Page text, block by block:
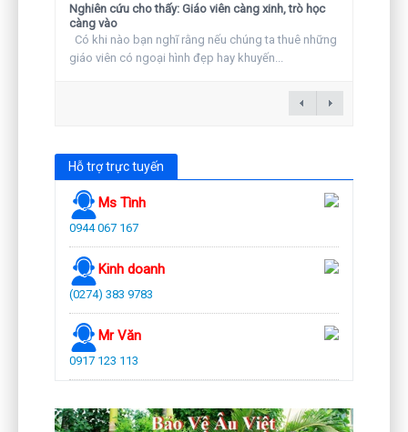
Nghiên cứu cho thấy: Giáo viên càng xinh, trò học
càng vào
Có khi nào bạn nghĩ rằng nếu chúng ta thuê những
giáo viên có ngoại hình đẹp hay khuyến...
Hỗ trợ trực tuyến
Ms Tình
0944 067 167
Kinh doanh
(0274) 383 9783
Mr Văn
0917 123 113